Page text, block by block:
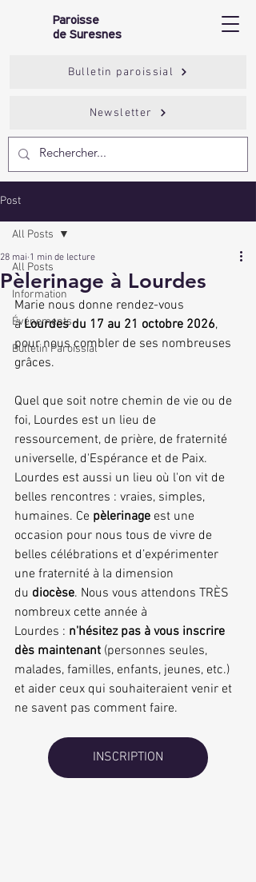
Paroisse
de Suresnes
Bulletin paroissial
Newsletter
Post
All Posts
Information
Événements
Bulletin Paroissial
All Posts
Pèlerinage à Lourdes
28 mai 1 min de lecture
Marie nous donne rendez-vous
à Lourdes du 17 au 21 octobre 2026,
pour nous combler de ses nombreuses
grâces.
Quel que soit notre chemin de vie ou de
foi, Lourdes est un lieu de
ressourcement, de prière, de fraternité
universelle, d'Espérance et de Paix.
Lourdes est aussi un lieu où l'on vit de
belles rencontres : vraies, simples,
humaines. Ce pèlerinage est une
occasion pour nous tous de vivre de
belles célébrations et d’expérimenter
une fraternité à la dimension
du diocèse. Nous vous attendons TRÈS
nombreux cette année à
Lourdes : n'hésitez pas à vous inscrire
dès maintenant (personnes seules,
malades, familles, enfants, jeunes, etc.)
et aider ceux qui souhaiteraient venir et
ne savent pas comment faire.
INSCRIPTION